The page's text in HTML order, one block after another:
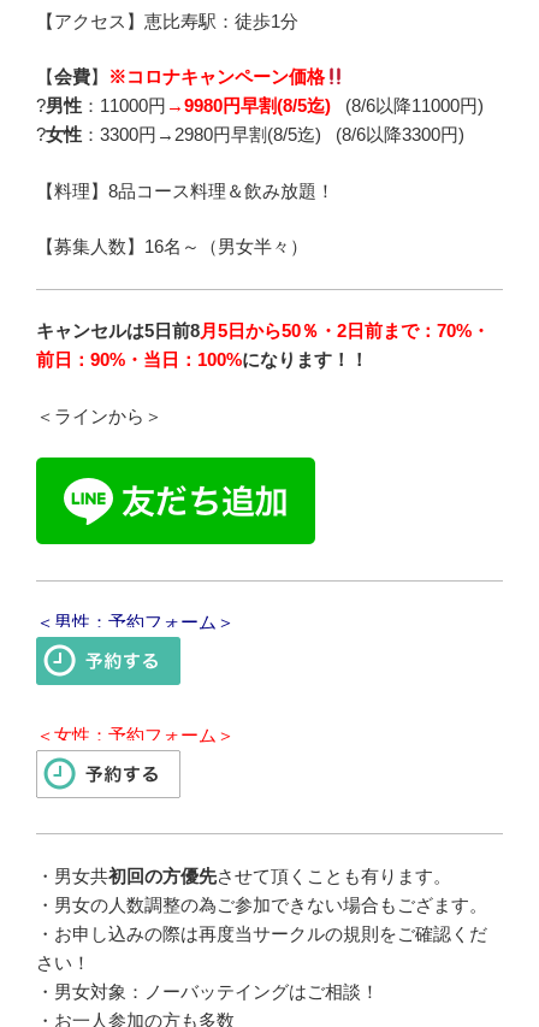
【アクセス】恵比寿駅：徒歩1分
【会費】
※コロナキャンペーン価格
?男性 ： 11000円 →9980円早割(8/5迄)
(8/6以降11000円)
?女性 ：3300円→2980円早割(8/5迄) (8/6以降3300円)
【料理】8品コース料理＆飲み放題！
【募集人数】16名～（男女半々）
キャンセルは5日前8月5日から50％・2日前まで：70%・
前日：90%・当日：100%になります！！
＜ラインから＞
＜男性：予約フォーム＞
＜女性：予約フォーム＞
・男女共初回の方優先させて頂くことも有ります。
・男女の人数調整の為ご参加できない場合もござます。
・お申し込みの際は再度当サークルの規則をご確認くだ
さい！
・男女対象：ノーバッテイングはご相談！
・お一人参加の方も多数